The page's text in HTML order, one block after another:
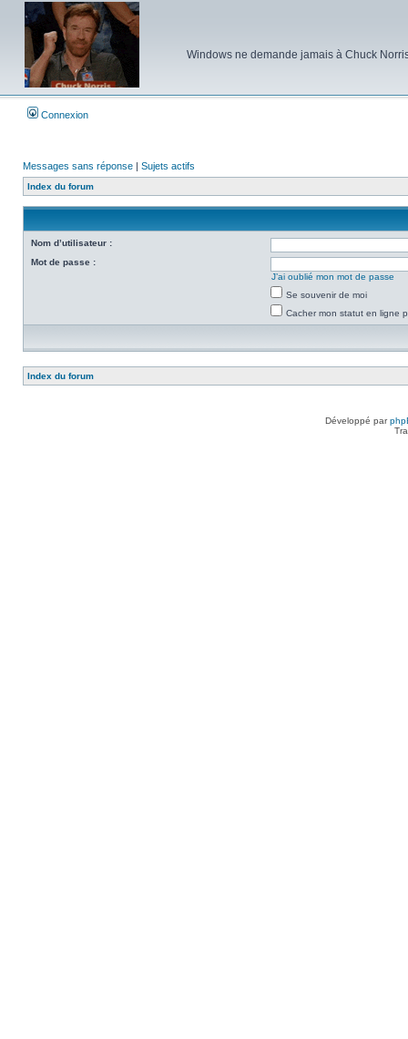
Windows ne demande jamais à Chuck
Connexion
Messages sans réponse | Sujets actifs
Index du forum
Nom d’utilisateur :
Mot de passe :
J’ai oublié mon mot de passe
Se souvenir de moi
Cacher mon statut en ligne
Index du forum
Développé par